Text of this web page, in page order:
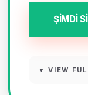
ŞİMDİ
▼ VIEW